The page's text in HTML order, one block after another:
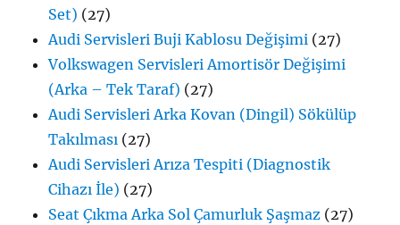
Set) (27)
Audi Servisleri Buji Kablosu Değişimi (27)
Volkswagen Servisleri Amortisör Değişimi
(Arka – Tek Taraf) (27)
Audi Servisleri Arka Kovan (Dingil) Sökülüp
Takılması (27)
Audi Servisleri Arıza Tespiti (Diagnostik
Cihazı İle) (27)
Seat Çıkma Arka Sol Çamurluk Şaşmaz (27)